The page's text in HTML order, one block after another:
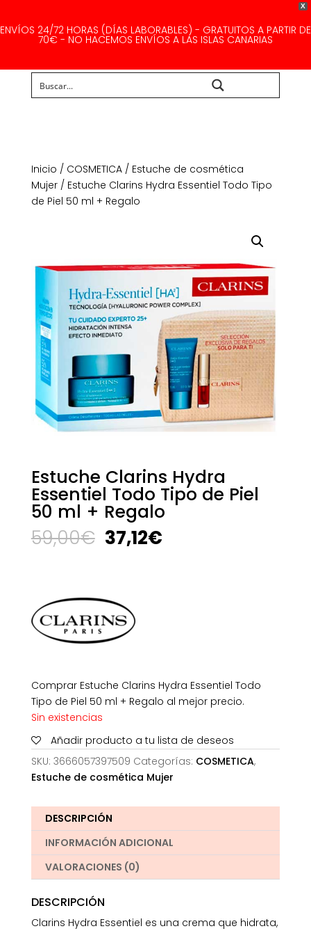
X
ENVÍOS 24/72 HORAS (DÍAS LABORABLES) - GRATUITOS A PARTIR DE
70€ - NO HACEMOS ENVÍOS A LAS ISLAS CANARIAS
Inicio / COSMETICA/ Estuche de cosmética
Mujer/ Estuche Clarins Hydra Essentiel Todo Tipo
de Piel 50 ml + Regalo
Estuche Clarins Hydra
Essentiel Todo Tipo de Piel
50 ml + Regalo
59,00€ El
precio
59,00€.
37,12€El
Comprar Estuche Clarins Hydra Essentiel Todo
Tipo de Piel 50 ml + Regalo al mejor precio.
Sin existencias
Añadir producto a tu lista de deseos
SKU: 3666057397509 Categorías: COSMETICA,
Estuche de cosmética Mujer
DESCRIPCIÓN
INFORMACIÓN ADICIONAL
VALORACIONES (0)
DESCRIPCIÓN
Clarins Hydra Essentiel es una crema que hidrata,